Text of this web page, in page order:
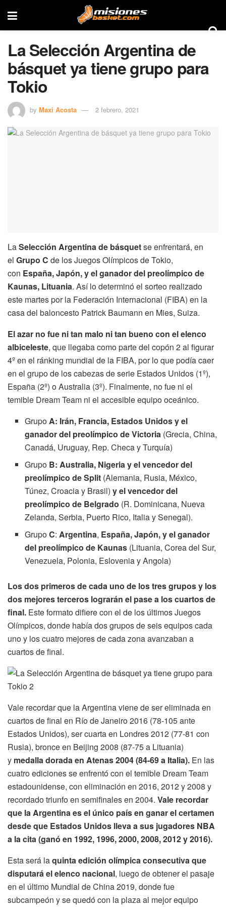
La Selección Argentina de
básquet ya tiene grupo para
Tokio
by Maxi Acosta 2 febrero, 2021
LaSelección Argentina de básquetse enfrentará, en
el Grupo C de los Juegos Olímpicos de Tokio,
con España, Japón, y el ganador del preolímpico de
Kaunas, Lituania. Así lo determinó el sorteo realizado
este martes por la Federación Internacional (FIBA) en la
casa del baloncesto Patrick Baumann en Mies, Suiza.
El azar no fue ni tan malo ni tan bueno con el elenco
albiceleste, que llegaba como parte del copón 2 al figurar
4º en el ránking mundial de la FIBA, por lo que podía caer
en el grupo de los cabezas de serie Estados Unidos (1º),
España (2º) o Australia (3º). Finalmente, no fue ni el
temible Dream Team ni el accesible equipo oceánico.
GrupoA: Irán, Francia, Estados Unidos y el
ganador del preolímpico de Victoria (Grecia, China,
Canadá, Uruguay, Rep. Checa y Turquía)
Grupo B: Australia, Nigeria y el vencedor del
preolímpico de Split (Alemania, Rusia, México,
Túnez, Croacia y Brasil)y el vencedor del
preolímpico de Belgrado (R. Dominicana, Nueva
Zelanda, Serbia, Puerto Rico, Italia y Senegal).
GrupoC:Argentina, España, Japón, y el ganador
del preolímpico de Kaunas (Lituania, Corea del Sur,
Venezuela, Polonia, Eslovenia y Angola)
Los dos primeros de cada uno de los tres grupos y los
dos mejores terceros lograrán el pase a los cuartos de
final. Este formato difiere con el de los últimos Juegos
Olímpicos, donde había dos grupos de seis equipos cada
uno y los cuatro mejores de cada zona avanzaban a
cuartos de final.
Vale recordar que la Argentina viene de ser eliminada en
cuartos de final en Río de Janeiro 2016 (78-105 ante
Estados Unidos), ser cuarta en Londres 2012 (77-81 con
Rusia), bronce en Beijing 2008 (87-75 a Lituania)
y medalla dorada en Atenas 2004 (84-69 a Italia). En las
cuatro ediciones se enfrentó con el temible Dream Team
estadounidense, con eliminación en 2016, 2012 y 2008 y
recordado triunfo en semifinales en 2004. Vale recordar
que la Argentina es el único país en ganar el certamen
desde que Estados Unidos lleva a sus jugadores NBA
a la cita (ganó en 1992, 1996, 2000, 2008, 2012 y 2016).
Esta será laquinta edición olímpica consecutiva que
disputará el elenco nacional, luego de obtener el pasaje
en el último Mundial de China 2019, donde fue
subcampeón y se quedó con la plaza al mejor equipo